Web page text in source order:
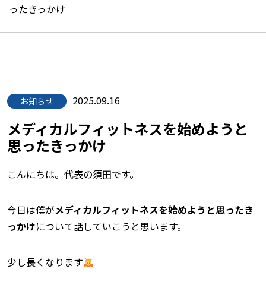
ったきっかけ
お知らせ 2025.09.16
メディカルフィットネスを始めようと
思ったきっかけ
こんにちは。代表の須田です。
今日は僕がメディカルフィットネスを始めようと思ったき
っかけについて話していこうと思います。
少し長くなります